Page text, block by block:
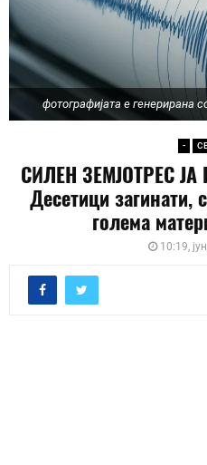
фотографијата е генерирана
-
СИЛЕН ЗЕМЈОТРЕС
Десетици загинати,
голема
10:19,